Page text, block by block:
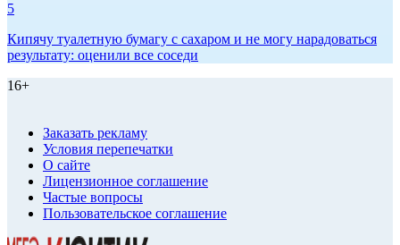
5
Кипячу туалетную бумагу с сахаром и не могу нарадоваться
результату: оценили все соседи
16+
Заказать рекламу
Условия перепечатки
О сайте
Лицензионное соглашение
Частые вопросы
Пользовательское соглашение